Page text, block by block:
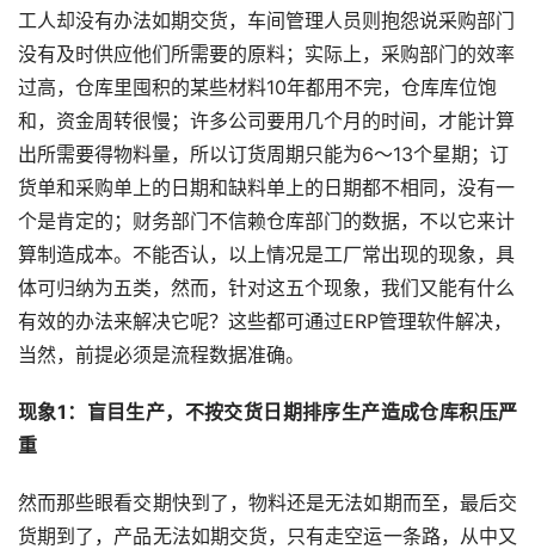
工人却没有办法如期交货，车间管理人员则抱怨说采购部门
没有及时供应他们所需要的原料；实际上，采购部门的效率
过高，仓库里囤积的某些材料10年都用不完，仓库库位饱
和，资金周转很慢；许多公司要用几个月的时间，才能计算
出所需要得物料量，所以订货周期只能为6～13个星期；订
货单和采购单上的日期和缺料单上的日期都不相同，没有一
个是肯定的；财务部门不信赖仓库部门的数据，不以它来计
算制造成本。不能否认，以上情况是工厂常出现的现象，具
体可归纳为五类，然而，针对这五个现象，我们又能有什么
有效的办法来解决它呢？这些都可通过ERP管理软件解决，
当然，前提必须是流程数据准确。
现象1：盲目生产，不按交货日期排序生产造成仓库积压严
重
然而那些眼看交期快到了，物料还是无法如期而至，最后交
货期到了，产品无法如期交货，只有走空运一条路，从中又